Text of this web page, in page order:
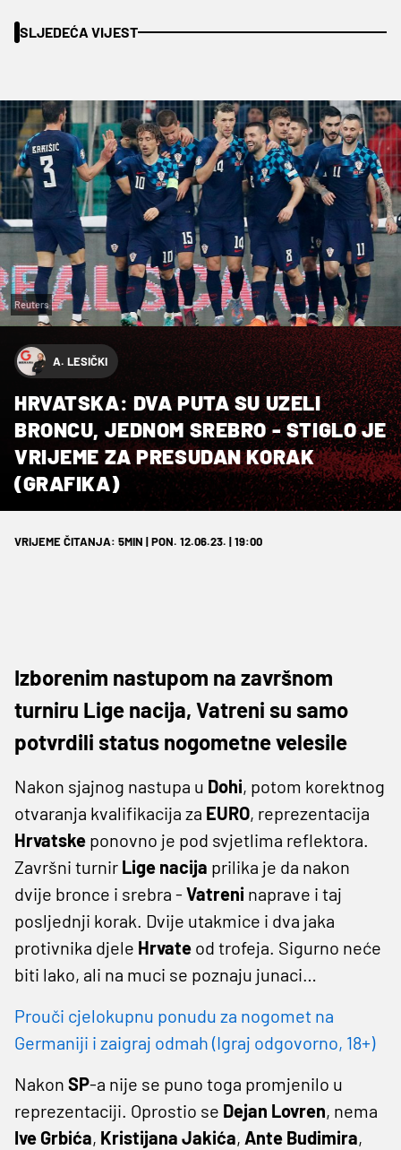
SLJEDEĆA VIJEST
Reuters
A. LESIČKI
HRVATSKA: DVA PUTA SU UZELI
BRONCU, JEDNOM SREBRO - STIGLO JE
VRIJEME ZA PRESUDAN KORAK
(GRAFIKA)
VRIJEME ČITANJA: 5MIN | PON. 12.06.23. | 19:00
Izborenim nastupom na završnom
turniru Lige nacija, Vatreni su samo
potvrdili status nogometne velesile
Nakon sjajnog nastupa u Dohi, potom korektnog
otvaranja kvalifikacija za EURO, reprezentacija
Hrvatske ponovno je pod svjetlima reflektora.
Završni turnir Lige nacija prilika je da nakon
dvije bronce i srebra - Vatreni naprave i taj
posljednji korak. Dvije utakmice i dva jaka
protivnika djele Hrvate od trofeja. Sigurno neće
biti lako, ali na muci se poznaju junaci…
Prouči cjelokupnu ponudu za nogomet na
Germaniji i zaigraj odmah (Igraj odgovorno, 18+)
Nakon SP-a nije se puno toga promjenilo u
reprezentaciji. Oprostio se Dejan Lovren, nema
Ive Grbića, Kristijana Jakića, Ante Budimira,